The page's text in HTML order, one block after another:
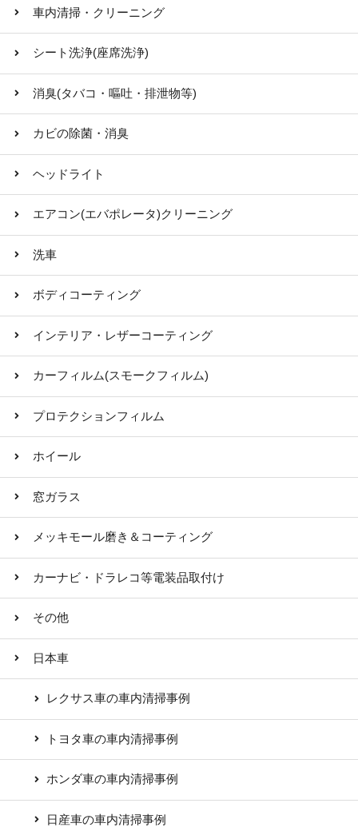
車内清掃・クリーニング
シート洗浄(座席洗浄)
消臭(タバコ・嘔吐・排泄物等)
カビの除菌・消臭
ヘッドライト
エアコン(エバポレータ)クリーニング
洗車
ボディコーティング
インテリア・レザーコーティング
カーフィルム(スモークフィルム)
プロテクションフィルム
ホイール
窓ガラス
メッキモール磨き＆コーティング
カーナビ・ドラレコ等電装品取付け
その他
日本車
レクサス車の車内清掃事例
トヨタ車の車内清掃事例
ホンダ車の車内清掃事例
日産車の車内清掃事例